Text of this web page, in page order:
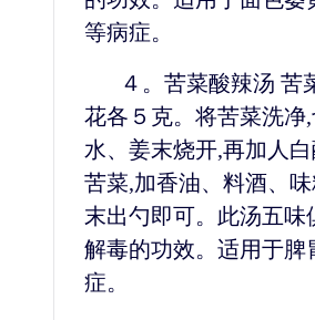
等病症。
４。苦菜酸辣汤 苦
花各５克。将苦菜洗净
水、姜末烧开,再加人
苦菜,加香油、料酒、
末出勺即可。此汤五
解毒的功效。适用于脾
症。